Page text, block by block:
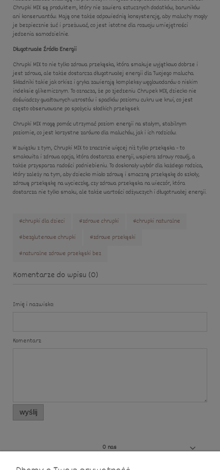
Chrupki MIX są produktem, który nie zawiera sztucznych dodatków, barwników
ani konserwantów. Mają one także odpowiednią konsystencję, aby maluchy mogły
je bezpiecznie żuć i przeżuwać, co jest istotne dla rozwoju umiejętności
jedzenia samodzielnie.
Długotrwałe Źródło Energii
Chrupki MIX to nie tylko zdrowa przekąska, która smakuje wyjątkowo dobrze i
jest zdrowa, ale także dostarcza długotrwałej energii dla Twojego malucha.
Składniki takie jak orkisz i gryka zawierają kompleksy węglowodanów o niskim
indeksie glikemicznym. To oznacza, że po zjedzeniu Chrupek MIX, dziecko nie
doświadczy gwałtownych wzrostów i spadków poziomu cukru we krwi, co jest
często obserwowane po spożyciu słodkich przekąsek.
Chrupki MIX mogą pomóc utrzymać poziom energii na stałym, stabilnym
poziomie, co jest korzystne zarówno dla maluchów, jak i ich rodziców.
W związku z tym, Chrupki MIX to znacznie więcej niż tylko przekąska - to
smakowita i zdrowa opcja, która dostarcza energii, wspiera zdrowy rozwój, a
także przysparza radości podniebieniu. To doskonały wybór dla każdego rodzica,
który zależy na tym, aby dziecko miało zdrową i smaczną przekąskę do szkoły,
zdrową przekąskę na wycieczkę, czy zdrowa przekąska na wieczór, która
dostarcza nie tylko smaku, ale także wartości odżywczych i długotrwałej energii.
#chrupki dla dzieci #zdrowe chrupki
#chrupki naturalne
#bezglutenowe chrupki
#zdrowe przekąski
#naturalne zdrowe przekąski bez
Komentarze do wpisu (0)
Imię i nazwisko:
Komentarz:
wyślij
O nas